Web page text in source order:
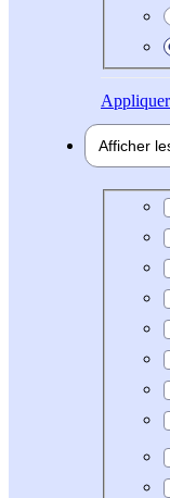
Appliquer
Afficher
Type